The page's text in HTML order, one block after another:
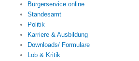
Bürgerservice online
Standesamt
Politik
Karriere & Ausbildung
Downloads/ Formulare
Lob & Kritik